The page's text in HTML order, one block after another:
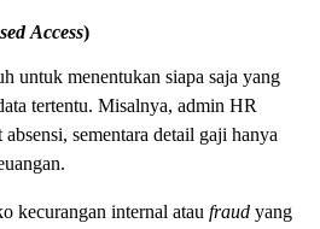
Access)
untuk menentukan siapa saja yang
tertentu. Misalnya, admin HR
sementara detail gaji hanya
kecurangan internal atau fraud yang